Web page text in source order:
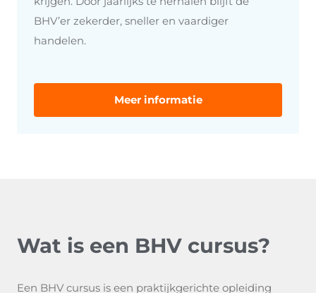
BHV’er zekerder, sneller en vaardiger
handelen.
Meer informatie
Wat is een BHV cursus?
Een BHV cursus is een praktijkgerichte opleiding